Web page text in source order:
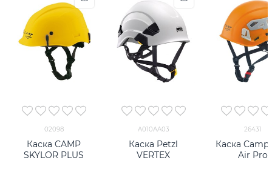
02098
Каска CAMP
SKYLOR PLUS
A010AA03
Каска Petzl
VERTEX
26431
Каска Camp
Air Pro